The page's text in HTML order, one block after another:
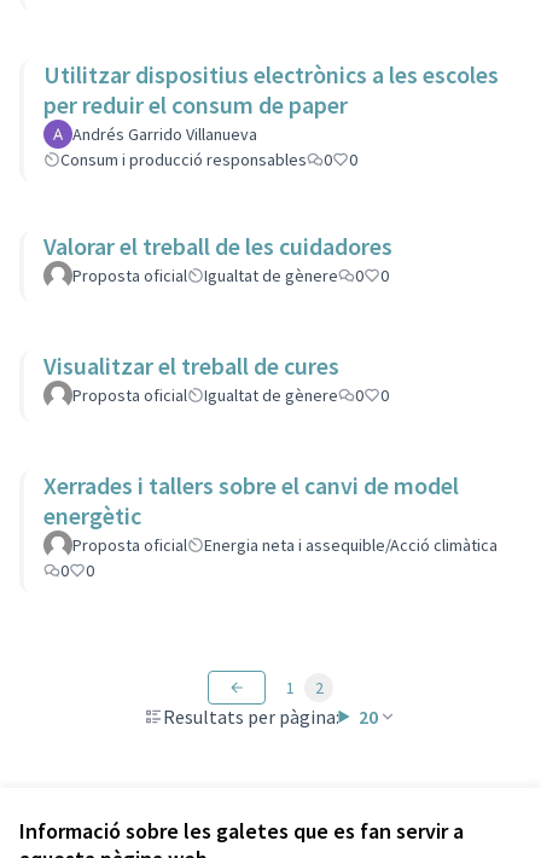
Informació sobre les galetes que es fan servir a
Utilitzar dispositius electrònics a les escoles
per reduir el consum de paper
Andrés Garrido Villanueva
Consum i producció responsables
0 0
Valorar el treball de les cuidadores
Proposta oficial Igualtat de gènere 0 0
Visualitzar el treball de cures
Proposta oficial Igualtat de gènere 0 0
Xerrades i tallers sobre el canvi de model
energètic
Proposta oficial
Energia neta i assequible/Acció climàtica
0
0
Resultats per pàgina: 20
1 2
Veure totes les propostes retirades